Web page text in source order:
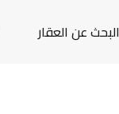
البحث عن العقار